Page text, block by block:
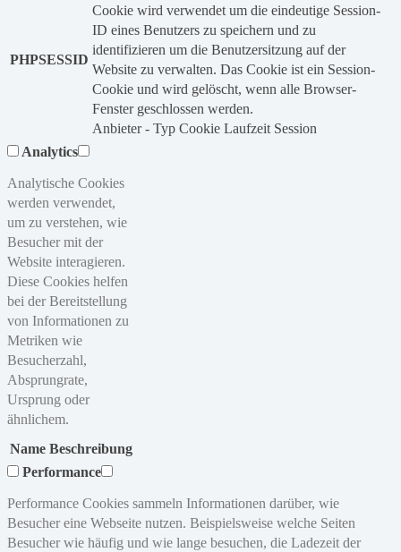
PHPSESSID
Cookie wird verwendet um die eindeutige Session-
ID eines Benutzers zu speichern und zu
identifizieren um die Benutzersitzung auf der
Website zu verwalten. Das Cookie ist ein Session-
Cookie und wird gelöscht, wenn alle Browser-
Fenster geschlossen werden.
Anbieter - Typ Cookie Laufzeit Session
Analytics
Analytische Cookies
werden verwendet,
um zu verstehen, wie
Besucher mit der
Website interagieren.
Diese Cookies helfen
bei der Bereitstellung
von Informationen zu
Metriken wie
Besucherzahl,
Absprungrate,
Ursprung oder
ähnlichem.
Name Beschreibung
Performance
Performance Cookies sammeln Informationen darüber, wie
Besucher eine Webseite nutzen. Beispielsweise welche Seiten
Besucher wie häufig und wie lange besuchen, die Ladezeit der